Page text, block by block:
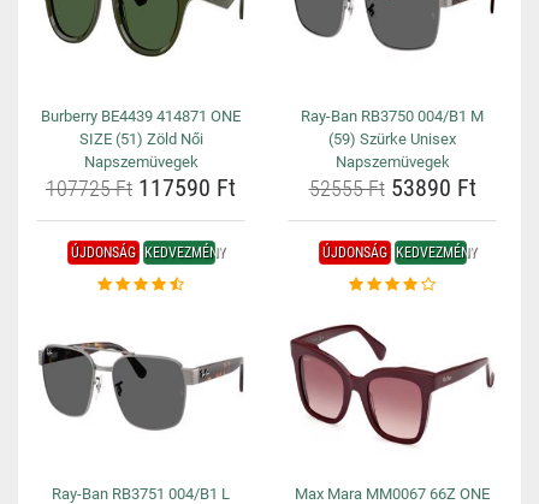
Burberry BE4439 414871 ONE
SIZE (51) Zöld Női
Napszemüvegek
107725 Ft 117590 Ft
Ray-Ban RB3750 004/B1 M
(59) Szürke Unisex
Napszemüvegek
52555 Ft53890 Ft
ÚJDONSÁG KEDVEZMÉNY
Ray-Ban RB3751 004/B1 L
ÚJDONSÁG KEDVEZMÉNY
Max Mara MM0067 66Z ONE